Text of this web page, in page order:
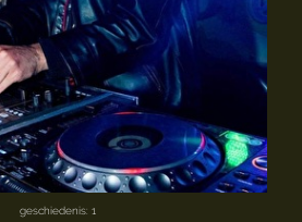
geschiedenis: 1